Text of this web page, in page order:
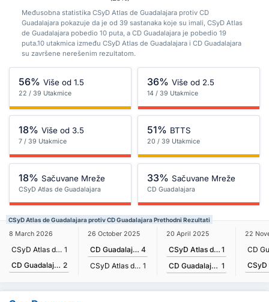
Međusobna statistika CSyD Atlas de Guadalajara protiv CD
Guadalajara pokazuje da je od 39 sastanaka koje su imali, CSyD Atlas
de Guadalajara pobedio 10 puta, a CD Guadalajara je pobedio 19
puta.10 utakmica između CSyD Atlas de Guadalajara i CD Guadalajara
su završene nerešenim rezultatom.
56% Više od 1.5
22 / 39 Utakmice
36% Više od 2.5
14 / 39 Utakmice
18% Više od 3.5
7 / 39 Utakmice
51% BTTS
20 / 39 Utakmice
18% Sačuvane Mreže
CSyD Atlas de Guadalajara
33% Sačuvane Mreže
CD Guadalajara
CSyD Atlas de Guadalajara protiv CD Guadalajara Prethodni Rezultati
8 March 2026
CSyD Atlas de Guadalajara 1
CD Guadalajara 2
26 October 2025
CD Guadalajara 4
CSyD Atlas de Guadalajara 1
20 April 2025
CSyD Atlas de Guadalajara 1
CD Guadalajara 1
22